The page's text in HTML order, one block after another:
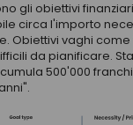
gli obiettivi
circa l'importo
Obiettivi vaghi
da pianificare.
500'000